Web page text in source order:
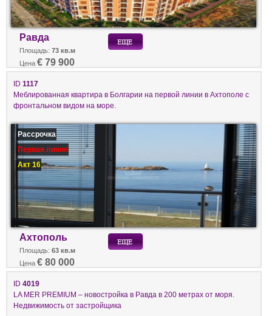
Равда
Площадь: 73 кв.м
Цена € 79 900
ID 1117
Меблированная квартира в Болгарии на первой линии в Ахтополе с
фронтальном видом на море.
Рассрочка
Первая линия
Акт 16
Ахтополь
Площадь: 63 кв.м
Цена € 80 000
ID 4019
LA MER PREMIUM – новостройка в Равда в 200 метрах от моря.
Недвижимость от застройщика